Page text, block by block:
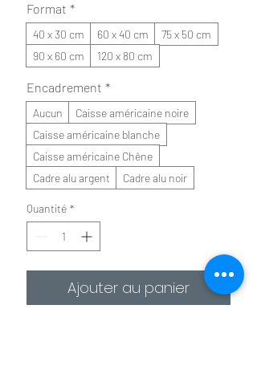
Format *
40 x 30 cm 60 x 40 cm
75 x 50 cm
90 x 60 cm
120 x 80 cm
Encadrement *
Aucun
Caisse américaine noire
Caisse américaine blanche
Caisse américaine Chêne
Cadre alu argent
Cadre alu noir
Quantité *
Ajouter au panier